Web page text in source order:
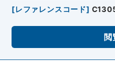
[レファレンスコード]
閲